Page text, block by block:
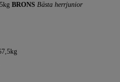
BRONS Bästa herrjunior